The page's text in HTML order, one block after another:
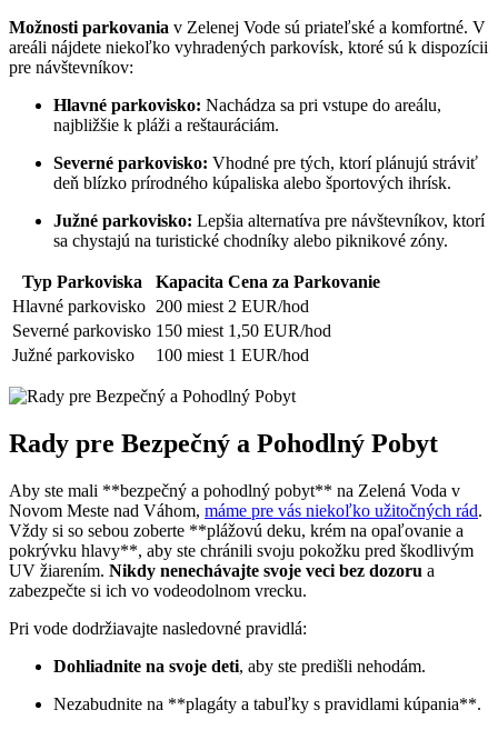
Možnosti parkovania v Zelenej Vode sú priateľské a komfortné. V
areáli nájdete niekoľko vyhradených parkovísk, ktoré sú k dispozícii
pre návštevníkov:
Hlavné parkovisko: Nachádza sa pri vstupe do areálu,
najbližšie k pláži a reštauráciám.
Severné parkovisko: Vhodné pre tých, ktorí plánujú stráviť
deň blízko prírodného kúpaliska alebo športových ihrísk.
Južné parkovisko: Lepšia alternatíva pre návštevníkov, ktorí
sa chystajú na turistické chodníky alebo piknikové zóny.
Typ Parkoviska Kapacita Cena za Parkovanie
Hlavné parkovisko 200 miest 2 EUR/hod
Severné parkovisko 150 miest 1,50 EUR/hod
Južné parkovisko
100 miest 1 EUR/hod
Rady pre Bezpečný a Pohodlný Pobyt
Aby ste mali **bezpečný a pohodlný pobyt** na Zelená Voda v
Novom Meste nad Váhom, máme pre vás niekoľko užitočných rád.
Vždy si so sebou zoberte **plážovú deku, krém na opaľovanie a
pokrývku hlavy**, aby ste chránili svoju pokožku pred škodlivým
UV žiarením. Nikdy nenechávajte svoje veci bez dozoru a
zabezpečte si ich vo vodeodolnom vrecku.
Pri vode dodržiavajte nasledovné pravidlá:
Dohliadnite na svoje deti, aby ste predišli nehodám.
Nezabudnite na **plagáty a tabuľky s pravidlami kúpania**.